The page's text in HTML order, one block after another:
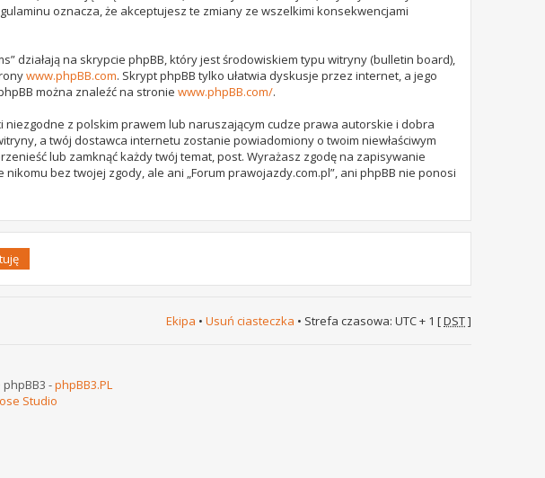
oznacza, że akceptujesz te zmiany ze wszelkimi konsekwencjami
działają na skrypcie phpBB, który jest środowiskiem typu witryny (bulletin board),
www.phpBB.com. Skrypt phpBB tylko ułatwia dyskusje przez internet, a jego
można znaleźć na stronie www.phpBB.com/.
z polskim prawem lub naruszającym cudze prawa autorskie i dobra
a twój dostawca internetu zostanie powiadomiony o twoim niewłaściwym
lub zamknąć każdy twój temat, post. Wyrażasz zgodę na zapisywanie
bez twojej zgody, ale ani „Forum prawojazdy.com.pl”, ani phpBB nie ponosi
Ekipa • Usuń ciasteczka • Strefa czasowa: UTC + 1 [DST]
-phpBB3.PL
Studio